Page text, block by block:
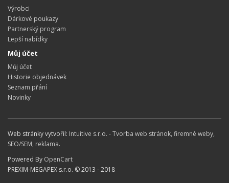
Výrobci
Dárkové poukazy
Partnerský program
Lepší nabídky
Můj účet
Můj účet
Historie objednávek
Seznam přání
Novinky
Web stránky vytvořil: Intuitive s.r.o. - Tvorba web stránok, firemné weby,
SEO/SEM, reklama.
Powered By OpenCart
PREXIM-MEGAPEX s.r.o. © 2013 - 2018